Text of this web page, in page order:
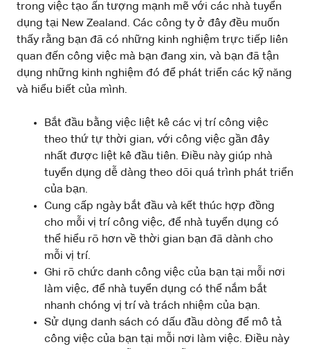
trong việc tạo ấn tượng mạnh mẽ với các nhà tuyển
dụng tại New Zealand. Các công ty ở đây đều muốn
thấy rằng bạn đã có những kinh nghiệm trực tiếp liên
quan đến công việc mà bạn đang xin, và bạn đã tận
dụng những kinh nghiệm đó để phát triển các kỹ năng
và hiểu biết của mình.
Bắt đầu bằng việc liệt kê các vị trí công việc
theo thứ tự thời gian, với công việc gần đây
nhất được liệt kê đầu tiên. Điều này giúp nhà
tuyển dụng dễ dàng theo dõi quá trình phát triển
của bạn.
Cung cấp ngày bắt đầu và kết thúc hợp đồng
cho mỗi vị trí công việc, để nhà tuyển dụng có
thể hiểu rõ hơn về thời gian bạn đã dành cho
mỗi vị trí.
Ghi rõ chức danh công việc của bạn tại mỗi nơi
làm việc, để nhà tuyển dụng có thể nắm bắt
nhanh chóng vị trí và trách nhiệm của bạn.
Sử dụng danh sách có dấu đầu dòng để mô tả
công việc của bạn tại mỗi nơi làm việc. Điều này